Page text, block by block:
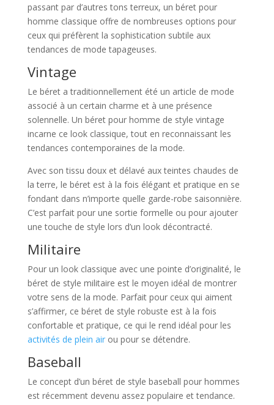
passant par d’autres tons terreux, un béret pour
homme classique offre de nombreuses options pour
ceux qui préfèrent la sophistication subtile aux
tendances de mode tapageuses.
Vintage
Le béret a traditionnellement été un article de mode
associé à un certain charme et à une présence
solennelle. Un béret pour homme de style vintage
incarne ce look classique, tout en reconnaissant les
tendances contemporaines de la mode.
Avec son tissu doux et délavé aux teintes chaudes de
la terre, le béret est à la fois élégant et pratique en se
fondant dans n’importe quelle garde-robe saisonnière.
C’est parfait pour une sortie formelle ou pour ajouter
une touche de style lors d’un look décontracté.
Militaire
Pour un look classique avec une pointe d’originalité, le
béret de style militaire est le moyen idéal de montrer
votre sens de la mode. Parfait pour ceux qui aiment
s’affirmer, ce béret de style robuste est à la fois
confortable et pratique, ce qui le rend idéal pour les
activités de plein airou pour se détendre.
Baseball
Le concept d’un béret de style baseball pour hommes
est récemment devenu assez populaire et tendance.